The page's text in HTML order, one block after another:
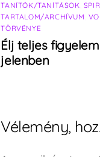
TANÍTÓK/TANÍTÁSOK
TARTALOM/ARCHÍVUM
TÖRVÉNYE
Élj teljes
jelenben
Vélemény,